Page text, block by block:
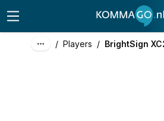
/ Players / BrightSign
excl. btw